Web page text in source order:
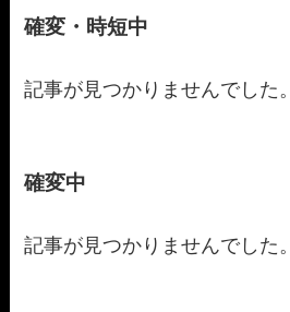
確変・時短中
記事が見つかりませんでした。
確変中
記事が見つかりませんでした。